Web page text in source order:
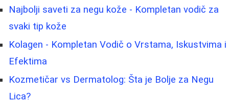
Najbolji saveti za negu kože - Kompletan vodič za
svaki tip kože
Kolagen - Kompletan Vodič o Vrstama, Iskustvima i
Efektima
Kozmetičar vs Dermatolog: Šta je Bolje za Negu
Lica?